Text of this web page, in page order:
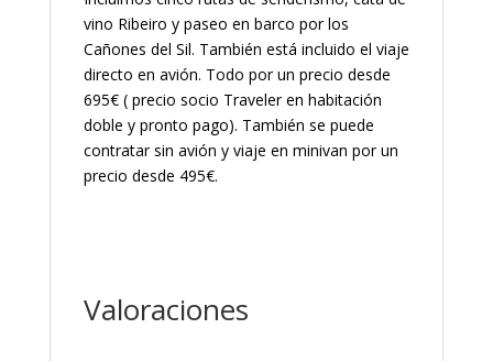
vino Ribeiro y paseo en barco por los
Cañones del Sil. También está incluido el viaje
directo en avión. Todo por un precio desde
695€ ( precio socio Traveler en habitación
doble y pronto pago). También se puede
contratar sin avión y viaje en minivan por un
precio desde 495€.
Valoraciones